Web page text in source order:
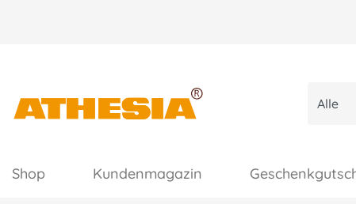
Shop Kundenmagazin